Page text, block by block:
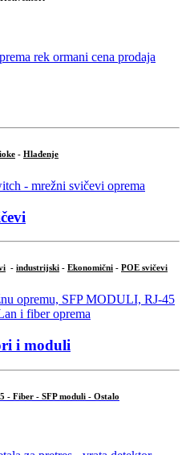
- Hlađenje
- industrijski - Ekonomični - POE svičevi
i moduli
- Fiber - SFP moduli - Ostalo